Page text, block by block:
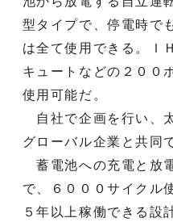
型タイプで、停電時で
は全て使用できる。Ｉ
キュートなどの２００
使用可能だ。
自社で企画を行い、
グローバル企業と共同
蓄電池への充電と放
で、６０００サイクル
５年以上稼働できる設